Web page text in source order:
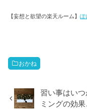
【妄想と欲望の楽天ルーム】ぽ
おかね
習い事はい
ミングの効